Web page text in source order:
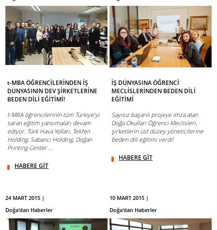
t-MBA ÖĞRENCİLERİNDEN İŞ
DÜNYASININ DEV ŞİRKETLERİNE
BEDEN DİLİ EĞİTİMİ!
t-MBA öğrencilerinin tüm Türkiye’yi
saran eğitim yansımaları devam
ediyor. Türk Hava Yolları, Tekfen
Holding, Sabancı Holding, Doğan
Printing Center ...
HABERE GİT
İŞ DÜNYASINA ÖĞRENCİ
MECLİSLERİNDEN BEDEN DİLİ
EĞİTİMİ
Sayısız başarılı projeye imza atan
Doğa Okulları Öğrenci Meclisleri,
şirketlerin üst düzey yöneticilerine
beden dili eğitimi verdi!
HABERE GİT
24 MART 2015 |
Doğa'dan Haberler
10 MART 2015 |
Doğa'dan Haberler